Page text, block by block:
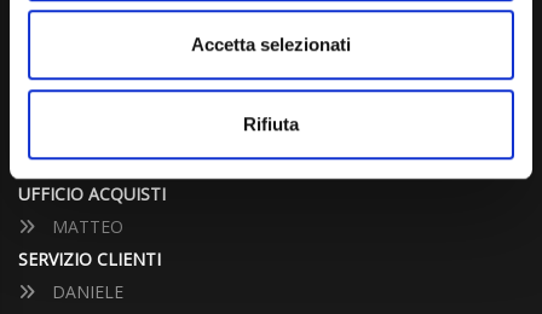
Accetta selezionati
Rifiuta
UFFICIO VENDITE
ALESSANDRO
UFFICIO ACQUISTI
MATTEO
SERVIZIO CLIENTI
DANIELE